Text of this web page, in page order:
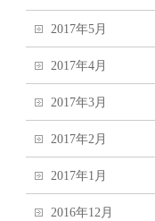
2017年5月
2017年4月
2017年3月
2017年2月
2017年1月
2016年12月